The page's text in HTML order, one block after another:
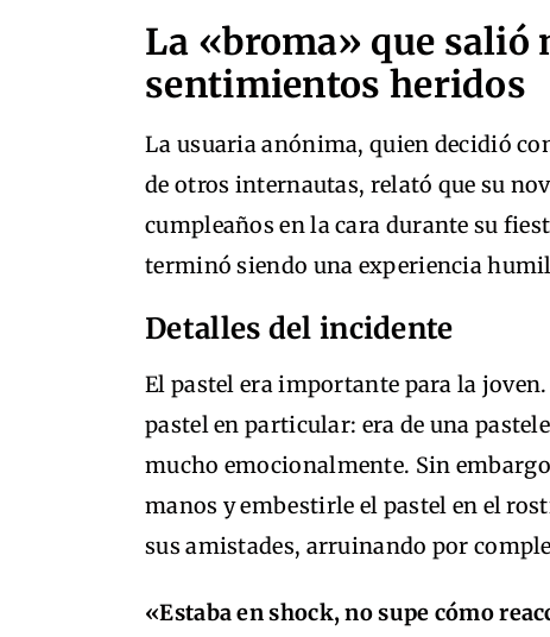
La «broma» que salió
sentimientos heridos
La usuaria anónima, quien decidió
de otros internautas, relató que su
cumpleaños en la cara durante su
terminó siendo una experiencia
Detalles del incidente
El pastel era importante para la joven.
pastel en particular: era de una
mucho emocionalmente. Sin
manos y embestirle el pastel en el
sus amistades, arruinando por
«Estaba en shock, no supe cómo